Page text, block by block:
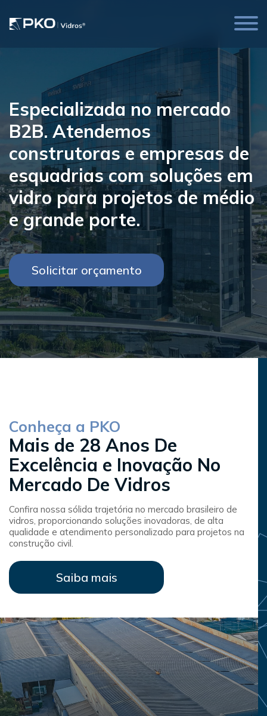
Gratuitos
Abrir
Especializada no mercado
B2B. Atendemos
construtoras e empresas de
esquadrias com soluções em
vidro para projetos de médio
e grande porte.
Solicitar orçamento
Conheça a PKO
Mais de 28 Anos De
Excelência e Inovação No
Mercado De Vidros
Confira nossa sólida trajetória no mercado brasileiro de
vidros, proporcionando soluções inovadoras, de alta
qualidade e atendimento personalizado para projetos na
construção civil.
Saiba mais